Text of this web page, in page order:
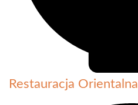
Restauracja Orientalna